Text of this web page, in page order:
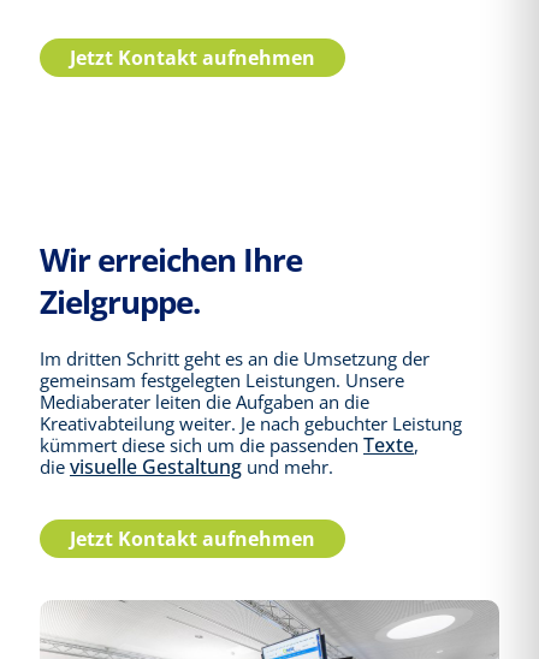
Jetzt Kontakt aufnehmen
Wir erreichen Ihre
Zielgruppe.
Im dritten Schritt geht es an die Umsetzung der
gemeinsam festgelegten Leistungen. Unsere
Mediaberater leiten die Aufgaben an die
Kreativabteilung weiter. Je nach gebuchter Leistung
kümmert diese sich um die passenden Texte,
die visuelle Gestaltung und mehr.
Jetzt Kontakt aufnehmen